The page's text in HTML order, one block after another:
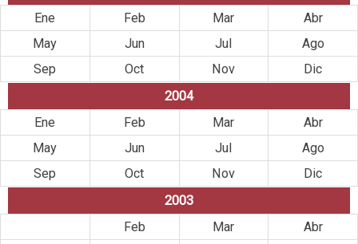
Ene
Feb Mar
Abr
May
Jun Jul
Ago
Sep
Oct Nov
Dic
2004
Ene
Feb Mar
Abr
May
Jun Jul
Ago
Sep
Oct Nov
Dic
2003
Feb Mar
Abr